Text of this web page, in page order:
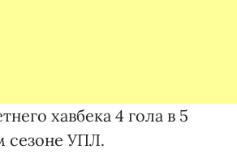
хавбека 4 гола в 5
сезоне УПЛ.